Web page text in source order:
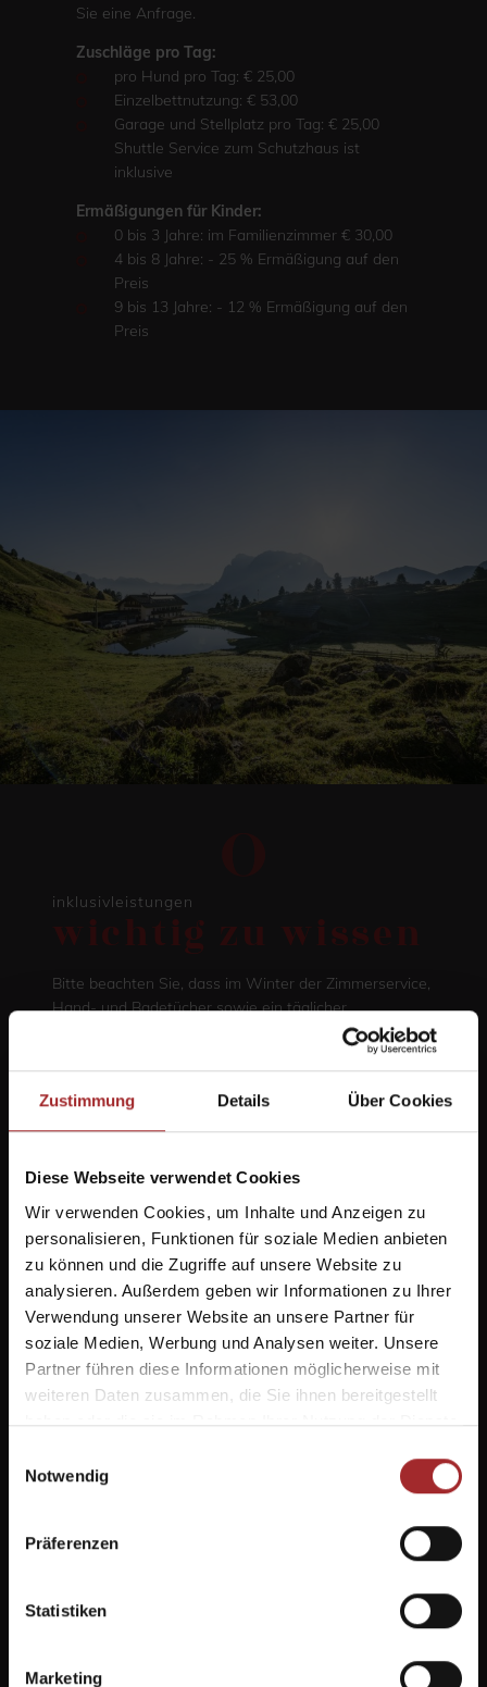
Zustimmung Details Über Cookies
Diese Webseite verwendet Cookies
Wir verwenden Cookies, um Inhalte und Anzeigen zu
personalisieren, Funktionen für soziale Medien anbieten
zu können und die Zugriffe auf unsere Website zu
analysieren. Außerdem geben wir Informationen zu Ihrer
Verwendung unserer Website an unsere Partner für
soziale Medien, Werbung und Analysen weiter. Unsere
Partner führen diese Informationen möglicherweise mit
weiteren Daten zusammen, die Sie ihnen bereitgestellt
haben oder die sie im Rahmen Ihrer Nutzung der Dienste
Notwendig
Präferenzen
Statistiken
Marketing
Sie eine Anfrage.
Zuschläge pro Tag:
pro Hund pro Tag: € 25,00
Einzelbettnutzung: € 53,00
Garage und Stellplatz pro Tag: € 25,00
Shuttle Service zum Schutzhaus ist
inklusive
Ermäßigungen für Kinder:
0 bis 3 Jahre: im Familienzimmer € 30,00
4 bis 8 Jahre: - 25 % Ermäßigung auf den
Preis
9 bis 13 Jahre: - 12 % Ermäßigung auf den
Preis
inklusivleistungen
wichtig zu wissen
Bitte beachten Sie, dass im Winter der Zimmerservice,
Hand- und Badetücher sowie ein täglicher
Zubringerdienst im Halbpensionspreis inkludiert sind.
Im Sommer erhalten Sie den Service auf Anfrage. Wir